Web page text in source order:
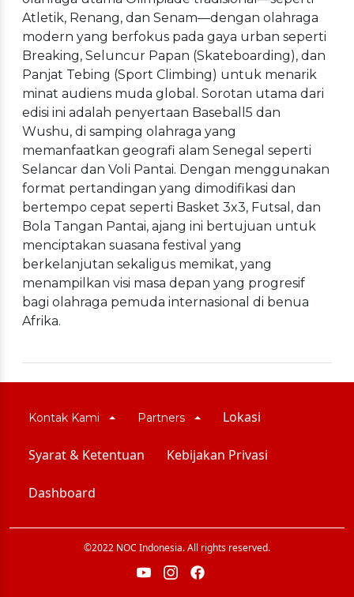
Atletik, Renang, dan Senam—dengan olahraga
modern yang berfokus pada gaya urban seperti
Breaking, Seluncur Papan (Skateboarding), dan
Panjat Tebing (Sport Climbing) untuk menarik
minat audiens muda global. Sorotan utama dari
edisi ini adalah penyertaan Baseball5 dan
Wushu, di samping olahraga yang
memanfaatkan geografi alam Senegal seperti
Selancar dan Voli Pantai. Dengan menggunakan
format pertandingan yang dimodifikasi dan
bertempo cepat seperti Basket 3x3, Futsal, dan
Bola Tangan Pantai, ajang ini bertujuan untuk
menciptakan suasana festival yang
berkelanjutan sekaligus memikat, yang
menampilkan visi masa depan yang progresif
bagi olahraga pemuda internasional di benua
Afrika.
Kontak Kami Partners Lokasi
Syarat & Ketentuan Kebijakan Privasi
Dashboard
©2022 NOC Indonesia. All rights reserved.